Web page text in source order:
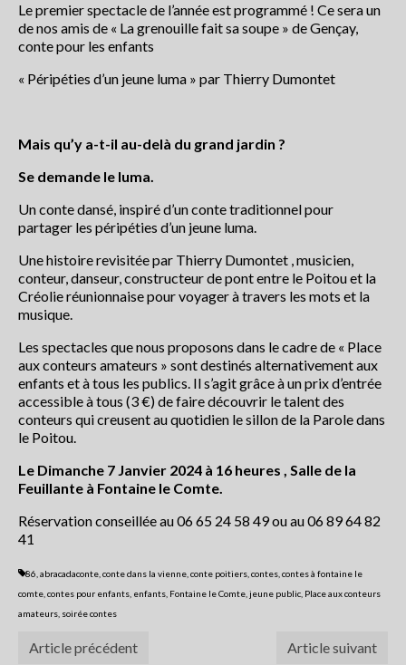
Centre Presse
Les actualités du collectif
Le festival conte en fête : Histoire
Partenaires
Programme du festival off 2020
programme 2018
article de presse2018
Contactez le Festival ou son Collectif
Conte en Fête
Le premier spectacle de l’année est programmé ! Ce sera un
de nos amis de « La grenouille fait sa soupe » de Gençay,
conte pour les enfants
« Péripéties d’un jeune luma » par Thierry Dumontet
Mais qu’y a-t-il au-delà du grand jardin ?
Se demande le luma.
Un conte dansé, inspiré d’un conte traditionnel pour
partager les péripéties d’un jeune luma.
Une histoire revisitée par Thierry Dumontet , musicien,
conteur, danseur, constructeur de pont entre le Poitou et la
Créolie réunionnaise pour voyager à travers les mots et la
musique.
Les spectacles que nous proposons dans le cadre de « Place
aux conteurs amateurs » sont destinés alternativement aux
enfants et à tous les publics. Il s’agit grâce à un prix d’entrée
accessible à tous (3 €) de faire découvrir le talent des
conteurs qui creusent au quotidien le sillon de la Parole dans
le Poitou.
Le Dimanche 7 Janvier 2024 à 16 heures , Salle de la
Feuillante à Fontaine le Comte.
Réservation conseillée au 06 65 24 58 49 ou au 06 89 64 82
41
86 abracadaconte conte dans la vienne conte poitiers contes contes à fontaine le
comte contes pour enfants enfants Fontaine le Comte jeune public Place aux conteurs
amateurs soirée contes
Article précédent Article suivant